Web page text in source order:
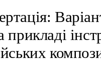
прикладі